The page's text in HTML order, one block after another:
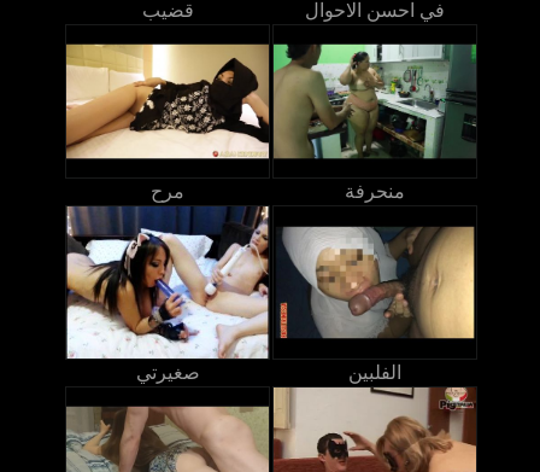
قضيب في احسن الاحوال
مرح منحرفة
صغيرتي الفلبين